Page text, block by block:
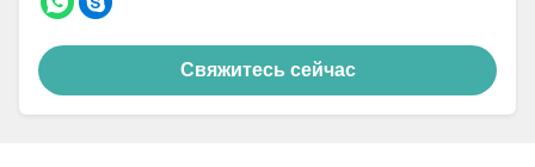
Свяжитесь сейчас